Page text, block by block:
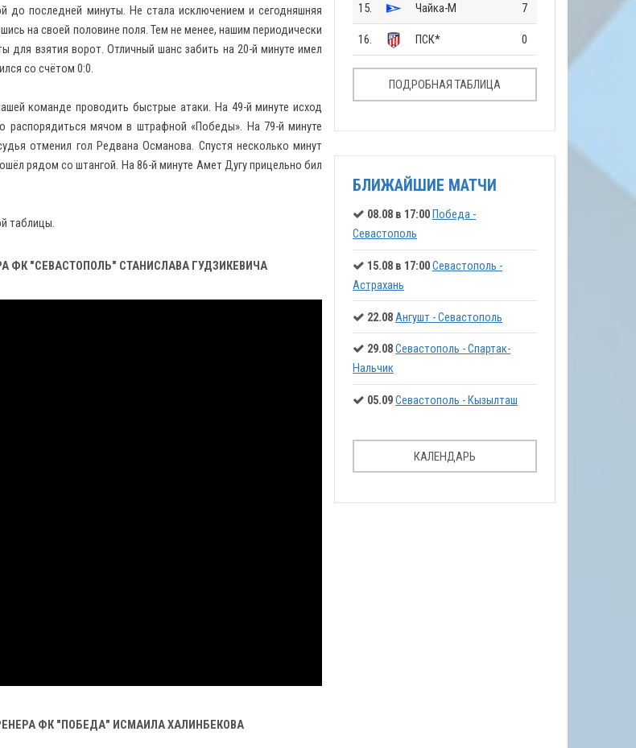
до последней минуты. Не стала исключением и сегодняшняя
на своей половине поля. Тем не менее, нашим периодически
взятия ворот. Отличный шанс забить на 20-й минуте имел
со счётом 0:0.
команде проводить быстрые атаки. На 49-й минуте исход
мячом в штрафной «Победы». На 79-й минуте
отменил гол Редвана Османова. Спустя несколько минут
рядом со штангой. На 86-й минуте Амет Дугу прицельно бил
таблицы.
ФК "СЕВАСТОПОЛЬ" СТАНИСЛАВА ГУДЗИКЕВИЧА
ФК "ПОБЕДА" ИСМАИЛА ХАЛИНБЕКОВА
15. Чайка-М 7
16. ПСК* 0
ПОДРОБНАЯ ТАБЛИЦА
БЛИЖАЙШИЕ МАТЧИ
08.08 в 17:00 Победа -
Севастополь
15.08 в 17:00Севастополь -
Астрахань
22.08Ангушт - Севастополь
29.08Севастополь - Спартак-
Нальчик
05.09Севастополь - Кызылташ
КАЛЕНДАРЬ